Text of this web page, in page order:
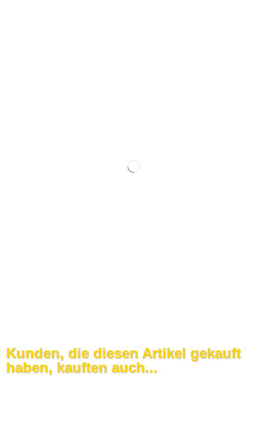
Kunden, die diesen Artikel gekauft
haben, kauften auch...